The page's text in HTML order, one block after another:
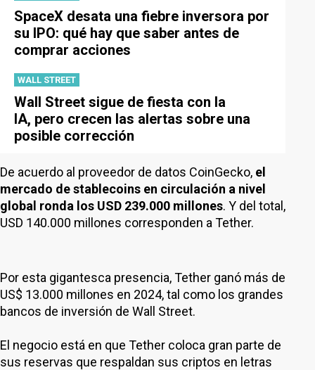
SpaceX desata una fiebre inversora por
su IPO: qué hay que saber antes de
comprar acciones
WALL STREET
Wall Street sigue de fiesta con la
IA, pero crecen las alertas sobre una
posible corrección
De acuerdo al proveedor de datos CoinGecko, el
mercado de stablecoins en circulación a nivel
global ronda los USD 239.000 millones. Y del total,
USD 140.000 millones corresponden a Tether.
Por esta gigantesca presencia, Tether ganó más de
US$ 13.000 millones en 2024, tal como los grandes
bancos de inversión de Wall Street.
El negocio está en que Tether coloca gran parte de
sus reservas que respaldan sus criptos en letras